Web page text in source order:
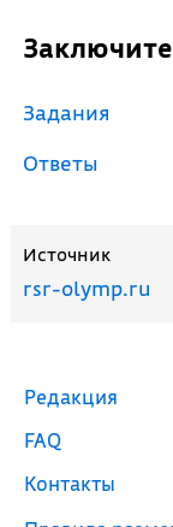
Задания
Ответы
Источник
rsr-olymp.ru
Редакция
FAQ
Контакты